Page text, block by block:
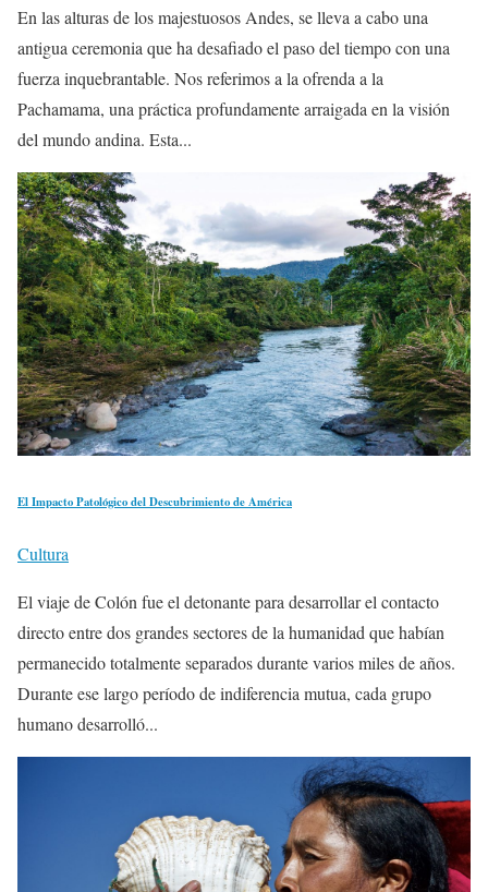
En las alturas de los majestuosos Andes, se lleva a cabo una
antigua ceremonia que ha desafiado el paso del tiempo con una
fuerza inquebrantable. Nos referimos a la ofrenda a la
Pachamama, una práctica profundamente arraigada en la visión
del mundo andina. Esta...
El Impacto Patológico del Descubrimiento de América
Cultura
El viaje de Colón fue el detonante para desarrollar el contacto
directo entre dos grandes sectores de la humanidad que habían
permanecido totalmente separados durante varios miles de años.
Durante ese largo período de indiferencia mutua, cada grupo
humano desarrolló...